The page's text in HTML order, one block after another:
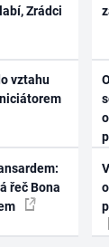
Zrádci
vztahu
řeč Bona